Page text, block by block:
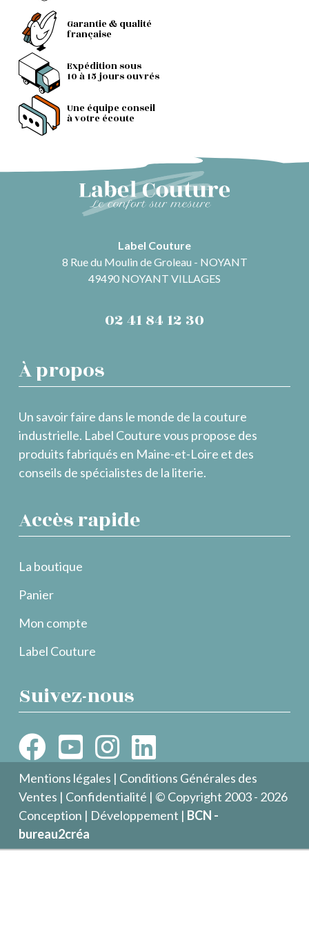
Garantie & qualité
française
Expédition sous
10 à 15 jours ouvrés
Une équipe conseil
à votre écoute
Label Couture
8 Rue du Moulin de Groleau - NOYANT
49490 NOYANT VILLAGES
02 41 84 12 30
À propos
Un savoir faire dans le monde de la couture
industrielle. Label Couture vous propose des
produits fabriqués en Maine-et-Loire et des
conseils de spécialistes de la literie.
Accès rapide
La boutique
Panier
Mon compte
Label Couture
Suivez-nous
Mentions légales | Conditions Générales des
Ventes | Confidentialité | © Copyright 2003 - 2026
Conception | Développement | BCN -
bureau2créa